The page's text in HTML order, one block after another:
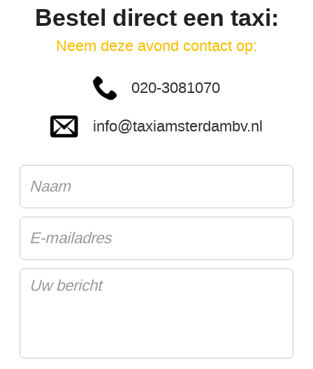
Bestel direct een taxi:
Neem deze avond contact op:
020-3081070
info@taxiamsterdambv.nl